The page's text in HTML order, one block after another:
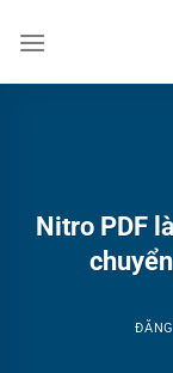
qua
Nitro PDF